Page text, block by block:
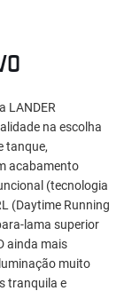
LANDER
na escolha
tanque,
acabamento
(tecnologia
(Daytime Running
lama superior
ainda mais
muito
tranquila e